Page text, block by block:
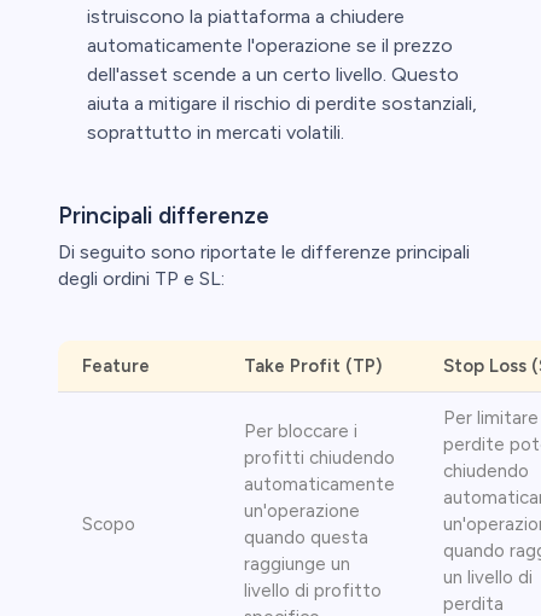
istruiscono la piattaforma a chiudere
automaticamente l'operazione se il prezzo
dell'asset scende a un certo livello. Questo
aiuta a mitigare il rischio di perdite sostanziali,
soprattutto in mercati volatili.
Principali differenze
Di seguito sono riportate le differenze principali
degli ordini TP e SL:
Feature Take Profit (TP) Stop Loss
Scopo
Per bloccare i
profitti chiudendo
automaticamente
un'operazione
quando questa
raggiunge un
livello di profitto
Per
perdite
chiudendo
quando
un livello di
perdita